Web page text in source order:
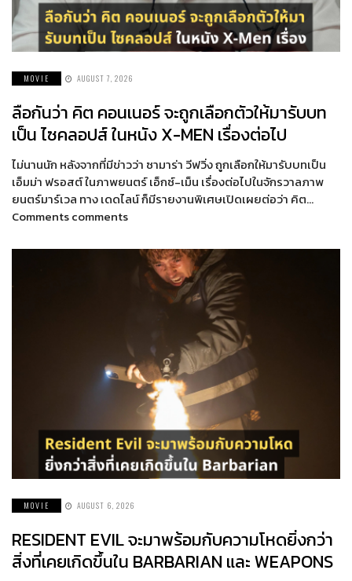
MOVIE AUGUST 7, 2026
ลือกันว่า คิต คอนเนอร์ จะถูกเลือกตัวให้มารับบท
เป็น ไซคลอปส์ ในหนัง X-MEN เรื่องต่อไป
ไม่นานนัก หลังจากที่มีข่าวว่า ซามาร่า วีฟวิ่ง ถูกเลือกให้มารับบทเป็น
เอ็มม่า ฟรอสต์ ในภาพยนตร์ เอ็กซ์-เม็น เรื่องต่อไปในจักรวาลภาพ
ยนตร์มาร์เวล ทาง เดดไลน์ ก็มีรายงานพิเศษเปิดเผยต่อว่า คิต…
Comments comments
MOVIE AUGUST 6, 2026
RESIDENT EVIL จะมาพร้อมกับความโหดยิ่งกว่า
สิ่งที่เคยเกิดขึ้นใน BARBARIAN และ WEAPONS